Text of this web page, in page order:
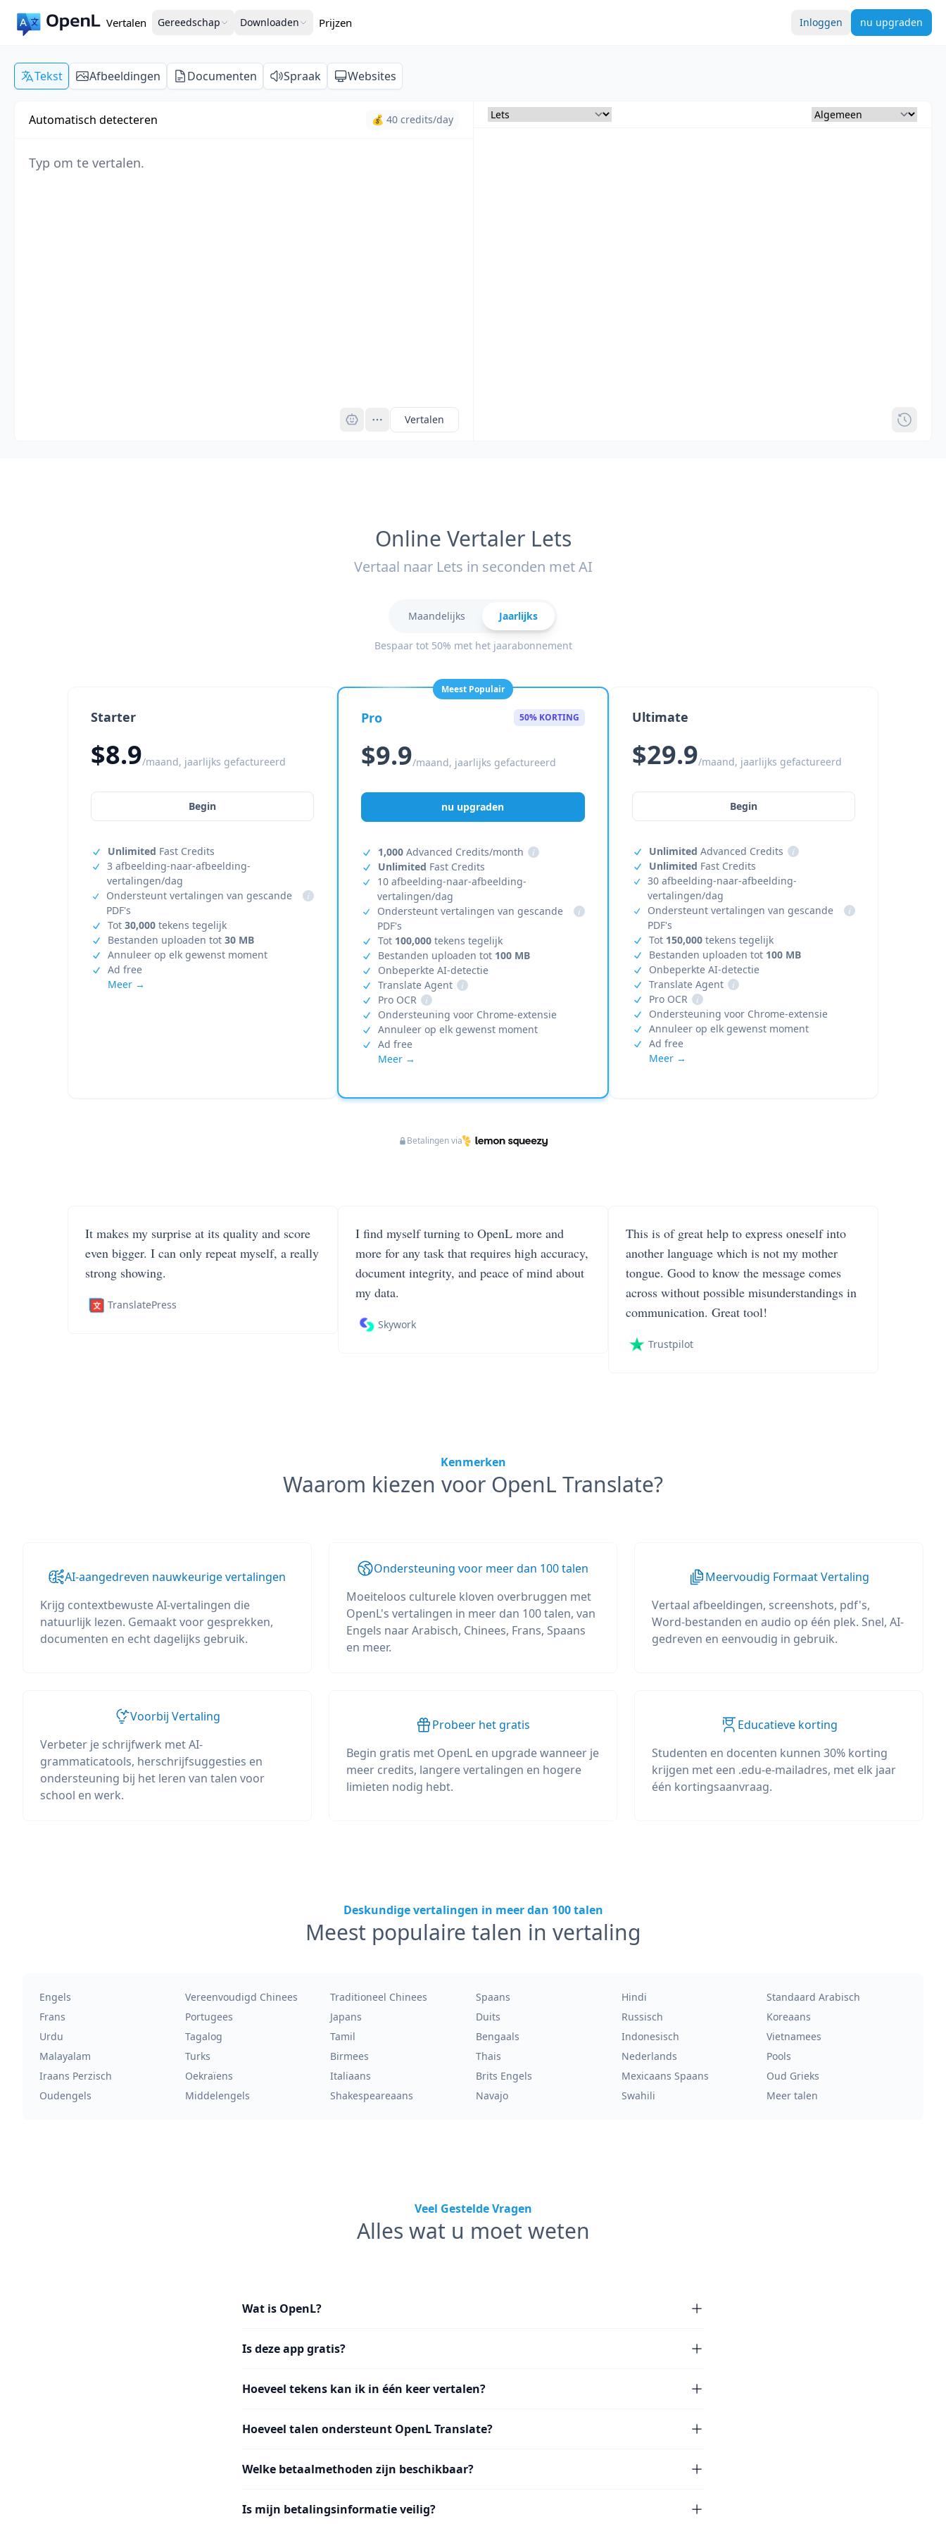
Vertalen Gereedschap Downloaden Prijzen Inloggen nu upgraden
Tekst Afbeeldingen Documenten Spraak Websites
Automatisch detecteren 💰 40 credits/day
Vertalen
Online Vertaler Lets
Vertaal naar Lets in seconden met AI
Maandelijks Jaarlijks
Bespaar tot 50% met het jaarabonnement
Starter
$8.9/maand, jaarlijks gefactureerd
Begin
Unlimited Fast Credits
3 afbeelding-naar-afbeelding-
vertalingen/dag
Ondersteunt vertalingen van gescande
PDF's
i
Tot 30,000 tekens tegelijk
Bestanden uploaden tot 30 MB
Annuleer op elk gewenst moment
Ad free
Meer →
Meest Populair
Pro 50% KORTING
$9.9/maand, jaarlijks gefactureerd
nu upgraden
1,000 Advanced Credits/month
i
Unlimited Fast Credits
10 afbeelding-naar-afbeelding-
vertalingen/dag
Ondersteunt vertalingen van gescande
PDF's
i
Tot 100,000 tekens tegelijk
Bestanden uploaden tot 100 MB
Onbeperkte AI-detectie
Translate Agent
i
Pro OCR
i
Ondersteuning voor Chrome-extensie
Annuleer op elk gewenst moment
Ad free
Meer →
Ultimate
$29.9/maand, jaarlijks gefactureerd
Begin
Unlimited Advanced Credits
i
Unlimited Fast Credits
30 afbeelding-naar-afbeelding-
vertalingen/dag
Ondersteunt vertalingen van gescande
PDF's
i
Tot 150,000tekens tegelijk
Bestanden uploaden tot 100 MB
Onbeperkte AI-detectie
Translate Agent
i
Pro OCR
i
Ondersteuning voor Chrome-extensie
Annuleer op elk gewenst moment
Ad free
Meer →
Betalingen via
It makes my surprise at its quality and score
even bigger. I can only repeat myself, a really
strong showing.
TranslatePress
I find myself turning to OpenL more and
more for any task that requires high accuracy,
document integrity, and peace of mind about
my data.
Skywork
This is of great help to express oneself into
another language which is not my mother
tongue. Good to know the message comes
across without possible misunderstandings in
communication. Great tool!
Trustpilot
Kenmerken
Waarom kiezen voor OpenL Translate?
AI-aangedreven nauwkeurige vertalingen
Krijg contextbewuste AI-vertalingen die
natuurlijk lezen. Gemaakt voor gesprekken,
documenten en echt dagelijks gebruik.
Ondersteuning voor meer dan 100 talen
Moeiteloos culturele kloven overbruggen met
OpenL's vertalingen in meer dan 100 talen, van
Engels naar Arabisch, Chinees, Frans, Spaans
en meer.
Meervoudig Formaat Vertaling
Vertaal afbeeldingen, screenshots, pdf's,
Word-bestanden en audio op één plek. Snel, AI-
gedreven en eenvoudig in gebruik.
Voorbij Vertaling
Verbeter je schrijfwerk met AI-
grammaticatools, herschrijfsuggesties en
ondersteuning bij het leren van talen voor
school en werk.
Probeer het gratis
Begin gratis met OpenL en upgrade wanneer je
meer credits, langere vertalingen en hogere
limieten nodig hebt.
Educatieve korting
Studenten en docenten kunnen 30% korting
krijgen met een .edu-e-mailadres, met elk jaar
één kortingsaanvraag.
Deskundige vertalingen in meer dan 100 talen
Meest populaire talen in vertaling
Engels Vereenvoudigd Chinees Traditioneel Chinees Spaans Hindi
Standaard Arabisch
Frans
Portugees Japans Duits Russisch
Koreaans
Urdu
Tagalog Tamil Bengaals Indonesisch
Vietnamees
Malayalam
Turks Birmees Thais Nederlands
Pools
Iraans Perzisch
Oekraïens Italiaans Brits Engels Mexicaans Spaans
Oud Grieks
Oudengels
Middelengels Shakespeareaans Navajo Swahili Meer talen
Veel Gestelde Vragen
Alles wat u moet weten
Wat is OpenL?
Is deze app gratis?
Hoeveel tekens kan ik in één keer vertalen?
Hoeveel talen ondersteunt OpenL Translate?
Welke betaalmethoden zijn beschikbaar?
Is mijn betalingsinformatie veilig?